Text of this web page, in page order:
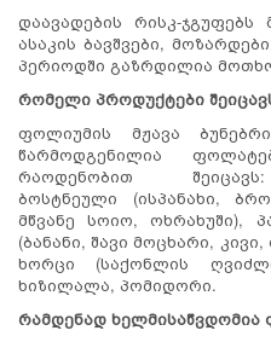
დაავადების რისკ-
ასაკის ბავშვები,
პერიოდში გაზრდილია
რომელი პროდუქტები
ფოლიუმის მჟავა
წარმოდგენილია
რაოდენობით შეიცავს:
ბოსტნეული (ისპანახი,
მწვანე სოიო, ოხრახუში),
(ბანანი, შავი მოცხარი,
ხორცი (საქონლის
ხიზილალა, პომიდორი.
რამდენად ხელმისაწვდომია